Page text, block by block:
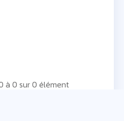
à 0 sur 0 élément